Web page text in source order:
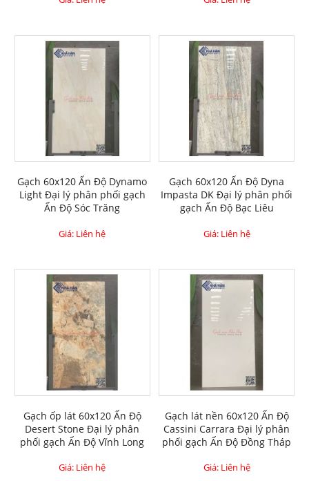
Gạch 60x120 Ấn Độ Dynamo
Light Đại lý phân phối gạch
Ấn Độ Sóc Trăng
Giá: Liên hệ
Gạch 60x120 Ấn Độ Dyna
Impasta DK Đại lý phân phối
gạch Ấn Độ Bạc Liêu
Giá: Liên hệ
Gạch ốp lát 60x120 Ấn Độ
Desert Stone Đại lý phân
phối gạch Ấn Độ Vĩnh Long
Giá: Liên hệ
Gạch lát nền 60x120 Ấn Độ
Cassini Carrara Đại lý phân
phối gạch Ấn Độ Đồng Tháp
Giá: Liên hệ